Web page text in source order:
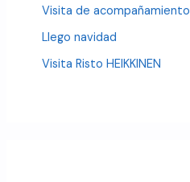
Visita de acompañamiento
Llego navidad
Visita Risto HEIKKINEN